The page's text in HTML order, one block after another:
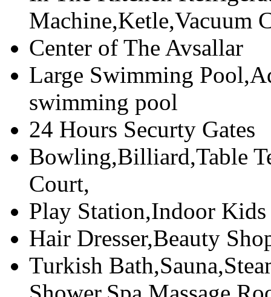
Machine,Ketle,Vacuum
Center of The Avsallar
Large Swimming
swimming pool
24 Hours Securty Gates
Bowling,Billiard,Table
Court,
Play Station,Indoor
Hair Dresser,Beauty
Turkish